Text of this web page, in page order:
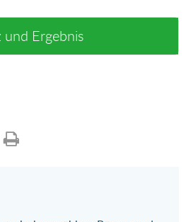
und Ergebnis